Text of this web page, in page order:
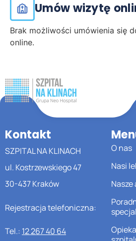
Umów wizytę
Brak możliwości umówienia się
online.
Kontakt
SZPITAL NA KLINACH
ul. Kostrzewskiego 47
30-437 Kraków
Rejestracja telefoniczna:
Tel.: 12 267 40 64
O nas
Nasi
Opieka